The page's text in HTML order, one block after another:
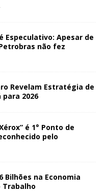
Especulativo: Apesar de
não fez
Revelam Estratégia de
para 2026
é 1° Ponto de
pelo
Bilhões na Economia
Trabalho